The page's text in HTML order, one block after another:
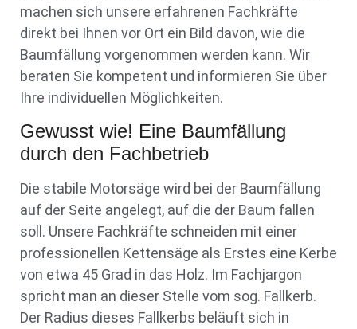
machen sich unsere erfahrenen Fachkräfte
direkt bei Ihnen vor Ort ein Bild davon, wie die
Baumfällung vorgenommen werden kann. Wir
beraten Sie kompetent und informieren Sie über
Ihre individuellen Möglichkeiten.
Gewusst wie! Eine Baumfällung
durch den Fachbetrieb
Die stabile Motorsäge wird bei der Baumfällung
auf der Seite angelegt, auf die der Baum fallen
soll. Unsere Fachkräfte schneiden mit einer
professionellen Kettensäge als Erstes eine Kerbe
von etwa 45 Grad in das Holz. Im Fachjargon
spricht man an dieser Stelle vom sog. Fallkerb.
Der Radius dieses Fallkerbs beläuft sich in